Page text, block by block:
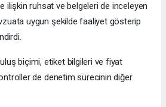
ilişkin ruhsat ve belgeleri de inceleyen
uygun şekilde faaliyet gösterip
biçimi, etiket bilgileri ve fiyat
de denetim sürecinin diğer